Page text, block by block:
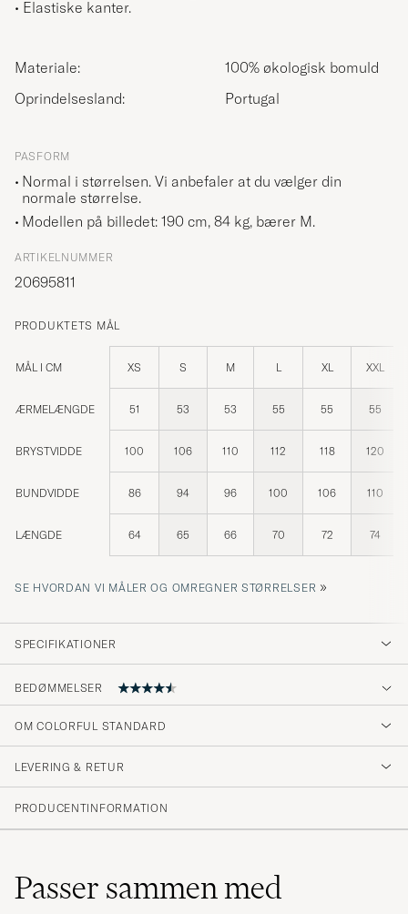
• Elastiske kanter.
Materiale:
100% økologisk bomuld
Oprindelsesland:
Portugal
PASFORM
Normal i størrelsen. Vi anbefaler at du vælger din
normale størrelse.
Modellen på billedet: 190 cm, 84 kg, bærer M.
ARTIKELNUMMER
20695811
PRODUKTETS MÅL
MÅL I CM XS S M L XL XXL
ÆRMELÆNGDE 51 53 53 55 55 55
BRYSTVIDDE 100 106 110 112 118 120
BUNDVIDDE 86 94 96 100 106 110
LÆNGDE 64 65 66 70 72 74
SE HVORDAN VI MÅLER OG OMREGNER STØRRELSER »
SPECIFIKATIONER
BEDØMMELSER
4.3
(102)
(4)
OM COLORFUL STANDARD
LEVERING & RETUR
PRODUCENTINFORMATION
Passer sammen med